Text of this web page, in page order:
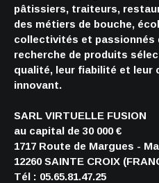
pâtissiers, traiteurs,
des métiers de bouche,
collectivités et passionnés
recherche de produits
qualité, leur fiabilité et leur
innovant.
SARL VIRTUELLE FUSION
au capital de 30 000 €
1717 Route de Margues -
12260 SAINTE CROIX
Tél : 05.65.81.47.25